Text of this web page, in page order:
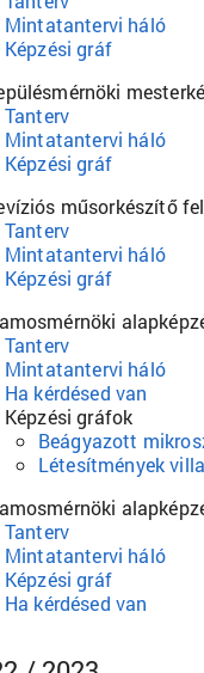
Mintatantervi háló
Képzési gráf
Tanterv
Mintatantervi háló
Képzési gráf
műsorkészítő
Tanterv
Mintatantervi háló
Képzési gráf
Tanterv
Mintatantervi háló
Ha kérdésed van
Képzési gráfok
Beágyazott
Létesítmények
Tanterv
Mintatantervi háló
Képzési gráf
Ha kérdésed van